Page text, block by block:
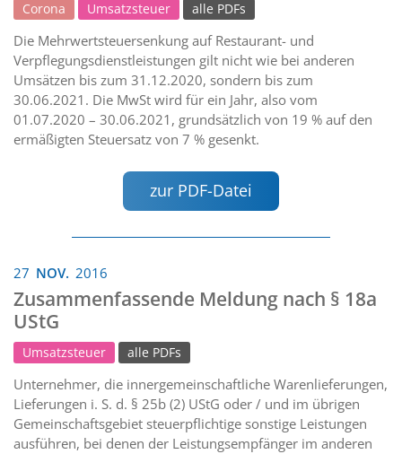
Corona Umsatzsteuer alle PDFs
Die Mehrwertsteuersenkung auf Restaurant- und
Verpflegungsdienstleistungen gilt nicht wie bei anderen
Umsätzen bis zum 31.12.2020, sondern bis zum
30.06.2021. Die MwSt wird für ein Jahr, also vom
01.07.2020 – 30.06.2021, grundsätzlich von 19 % auf den
ermäßigten Steuersatz von 7 % gesenkt.
zur PDF-Datei
27 NOV. 2016
Zusammenfassende Meldung nach § 18a
UStG
Umsatzsteuer alle PDFs
Unternehmer, die innergemeinschaftliche Warenlieferungen,
Lieferungen i. S. d. § 25b (2) UStG oder / und im übrigen
Gemeinschaftsgebiet steuerpflichtige sonstige Leistungen
ausführen, bei denen der Leistungsempfänger im anderen